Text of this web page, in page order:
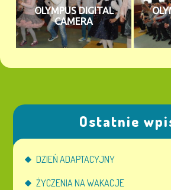
OLYMPUS DIGITAL
CAMERA
Ostatnie
DZIEŃ ADAPTACYJNY
ŻYCZENIA NA WAKACJE